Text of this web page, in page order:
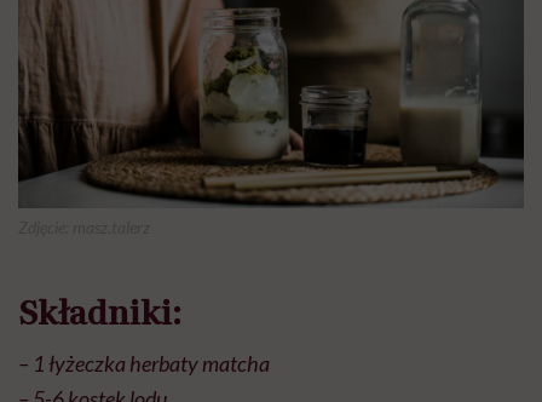
Składniki:
– 1 łyżeczka herbaty matcha